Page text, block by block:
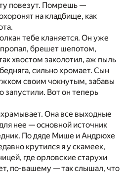
повезут. Помрешь —
на кладбище, как
тебе кланяется. Он уже
брешет шепотом,
хвостом заколотил, аж пыль
сильно хромает. Сын
своим чокнутым, забавы
Вот он теперь
Она все выходные
нее — основной источник
По дяде Мише и Андрюхе
крутился я у скамеек,
где орловские старухи
по-вашему — так слышал, что